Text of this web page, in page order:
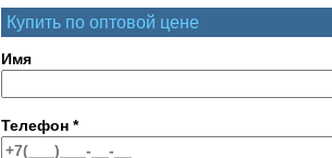
Купить по оптовой цене
Имя
Телефон *